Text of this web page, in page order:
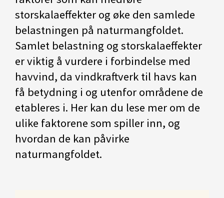
storskalaeffekter og øke den samlede
belastningen på naturmangfoldet.
Samlet belastning og storskalaeffekter
er viktig å vurdere i forbindelse med
havvind, da vindkraftverk til havs kan
få betydning i og utenfor områdene de
etableres i. Her kan du lese mer om de
ulike faktorene som spiller inn, og
hvordan de kan påvirke
naturmangfoldet.